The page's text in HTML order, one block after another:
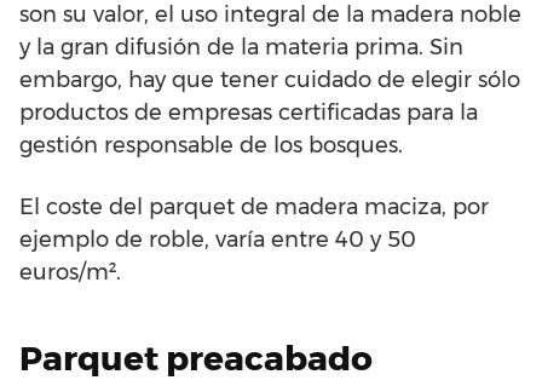
son su valor, el uso integral de la madera noble
y la gran difusión de la materia prima. Sin
embargo, hay que tener cuidado de elegir sólo
productos de empresas certificadas para la
gestión responsable de los bosques.
El coste del parquet de madera maciza, por
ejemplo de roble, varía entre 40 y 50
euros/m².
Parquet preacabado